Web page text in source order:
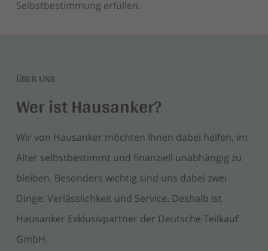
Selbstbestimmung erfüllen.
ÜBER UNS
Wer ist Hausanker?
Wir von Hausanker möchten Ihnen dabei helfen, im
Alter selbstbestimmt und finanziell unabhängig zu
bleiben. Besonders wichtig sind uns dabei zwei
Dinge: Verlässlichkeit und Service. Deshalb ist
Hausanker Exklusivpartner der Deutsche Teilkauf
GmbH.